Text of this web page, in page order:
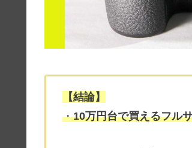
【結論】
・10万円台で買えるフル